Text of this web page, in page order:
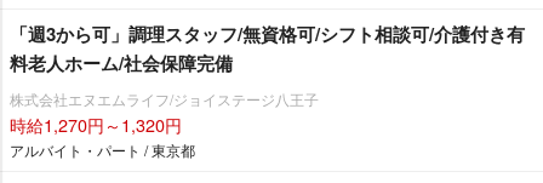
「週3から可」調理スタッフ/無資格可/シフト相談可/介護付き有
料老人ホーム/社会保障完備
株式会社エヌエムライフ/ジョイステージ八王子
時給1,270円～1,320円
アルバイト・パート / 東京都